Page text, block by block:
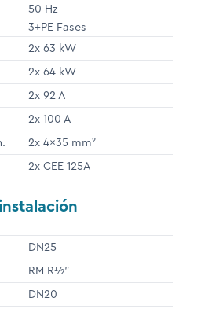
50 Hz
3+PE Fases
2x 63 kW
2x 64 kW
2x 92 A
2x 100 A
2x 4x35 mm²
2x CEE 125A
DN25
RM R½"
DN20